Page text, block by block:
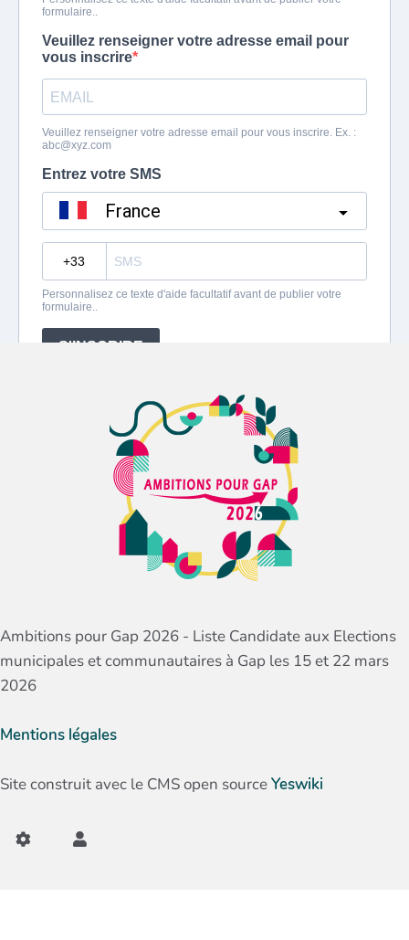
Ambitions pour Gap 2026 - Liste Candidate aux Elections
municipales et communautaires à Gap les 15 et 22 mars
2026
Mentions légales
Site construit avec le CMS open sourceYeswiki